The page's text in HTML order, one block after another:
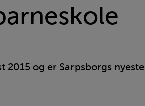
2015 og er Sarpsborgs nyeste